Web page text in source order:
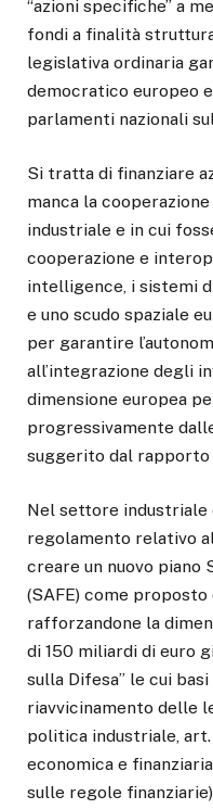
“azioni specifiche” a
fondi a finalità
legislativa ordinaria
democratico europeo
parlamenti nazionali
Si tratta di finanziare
manca la
industriale e in cui
cooperazione e
intelligence, i sistemi
e uno scudo spaziale
per garantire
all’integrazione degli
dimensione europea
progressivamente
suggerito dal rapporto
Nel settore
regolamento relativo
creare un nuovo piano
(SAFE) come proposto
rafforzandone la
di 150 miliardi di euro
sulla Difesa” le cui
riavvicinamento delle
politica industriale, art.
economica e
sulle regole